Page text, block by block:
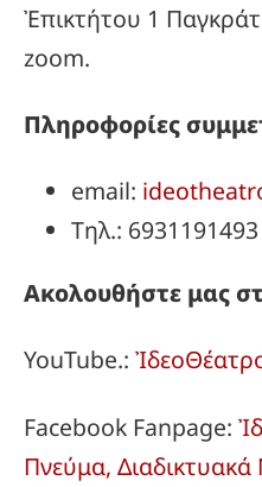
Ἐπικτήτου 1
zoom.
Πληροφορίες
email:
Τηλ.: 6931191493
Ακολουθήστε μας
YouTube.:
Facebook Fanpage:
Πνεύμα,